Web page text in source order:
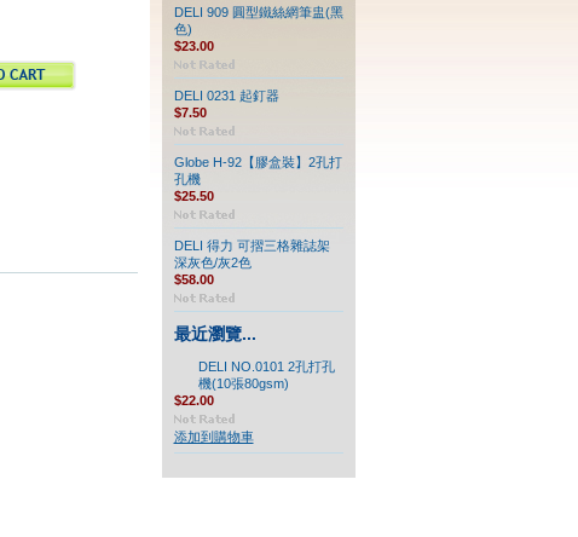
DELI 909 圓型鐵絲網筆盅(黑
色)
$23.00
DELI 0231 起釘器
$7.50
Globe H-92【膠盒裝】2孔打
孔機
$25.50
DELI 得力 可摺三格雜誌架
深灰色/灰2色
$58.00
最近瀏覽...
DELI NO.0101 2孔打孔
機(10張80gsm)
$22.00
添加到購物車